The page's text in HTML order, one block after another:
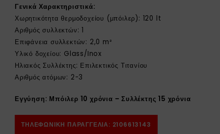
Γενικά Χαρακτηριστικά:
Χωρητικότητα θερμοδοχείου (μπόιλερ): 120 lt
Αριθμός συλλεκτών: 1
Επιφάνεια συλλεκτών: 2,0 m²
Υλικό δοχείου: Glass/Inox
Ηλιακός Συλλέκτης: Επιλεκτικός Τιτανίου
Αριθμός ατόμων: 2-3
Εγγύηση: Μπόιλερ 10 χρόνια – Συλλέκτης 15 χρόνια
ΤΗΛΕΦΩΝΙΚΗ ΠΑΡΑΓΓΕΛΙΑ: 2106613143